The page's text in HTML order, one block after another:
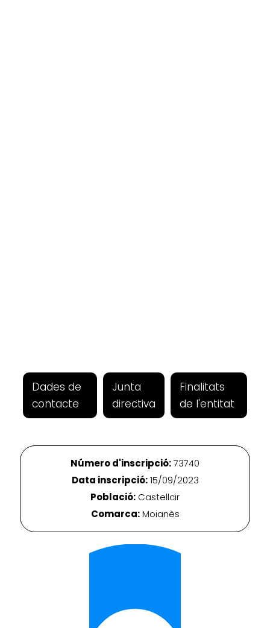
Dades de
contacte
Junta
directiva
Finalitats
de l'entitat
Número d'inscripció:73740
Data inscripció:15/09/2023
Població: Castellcir
Comarca:Moianès